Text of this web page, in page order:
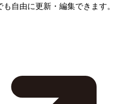
自由に更新・編集できます。